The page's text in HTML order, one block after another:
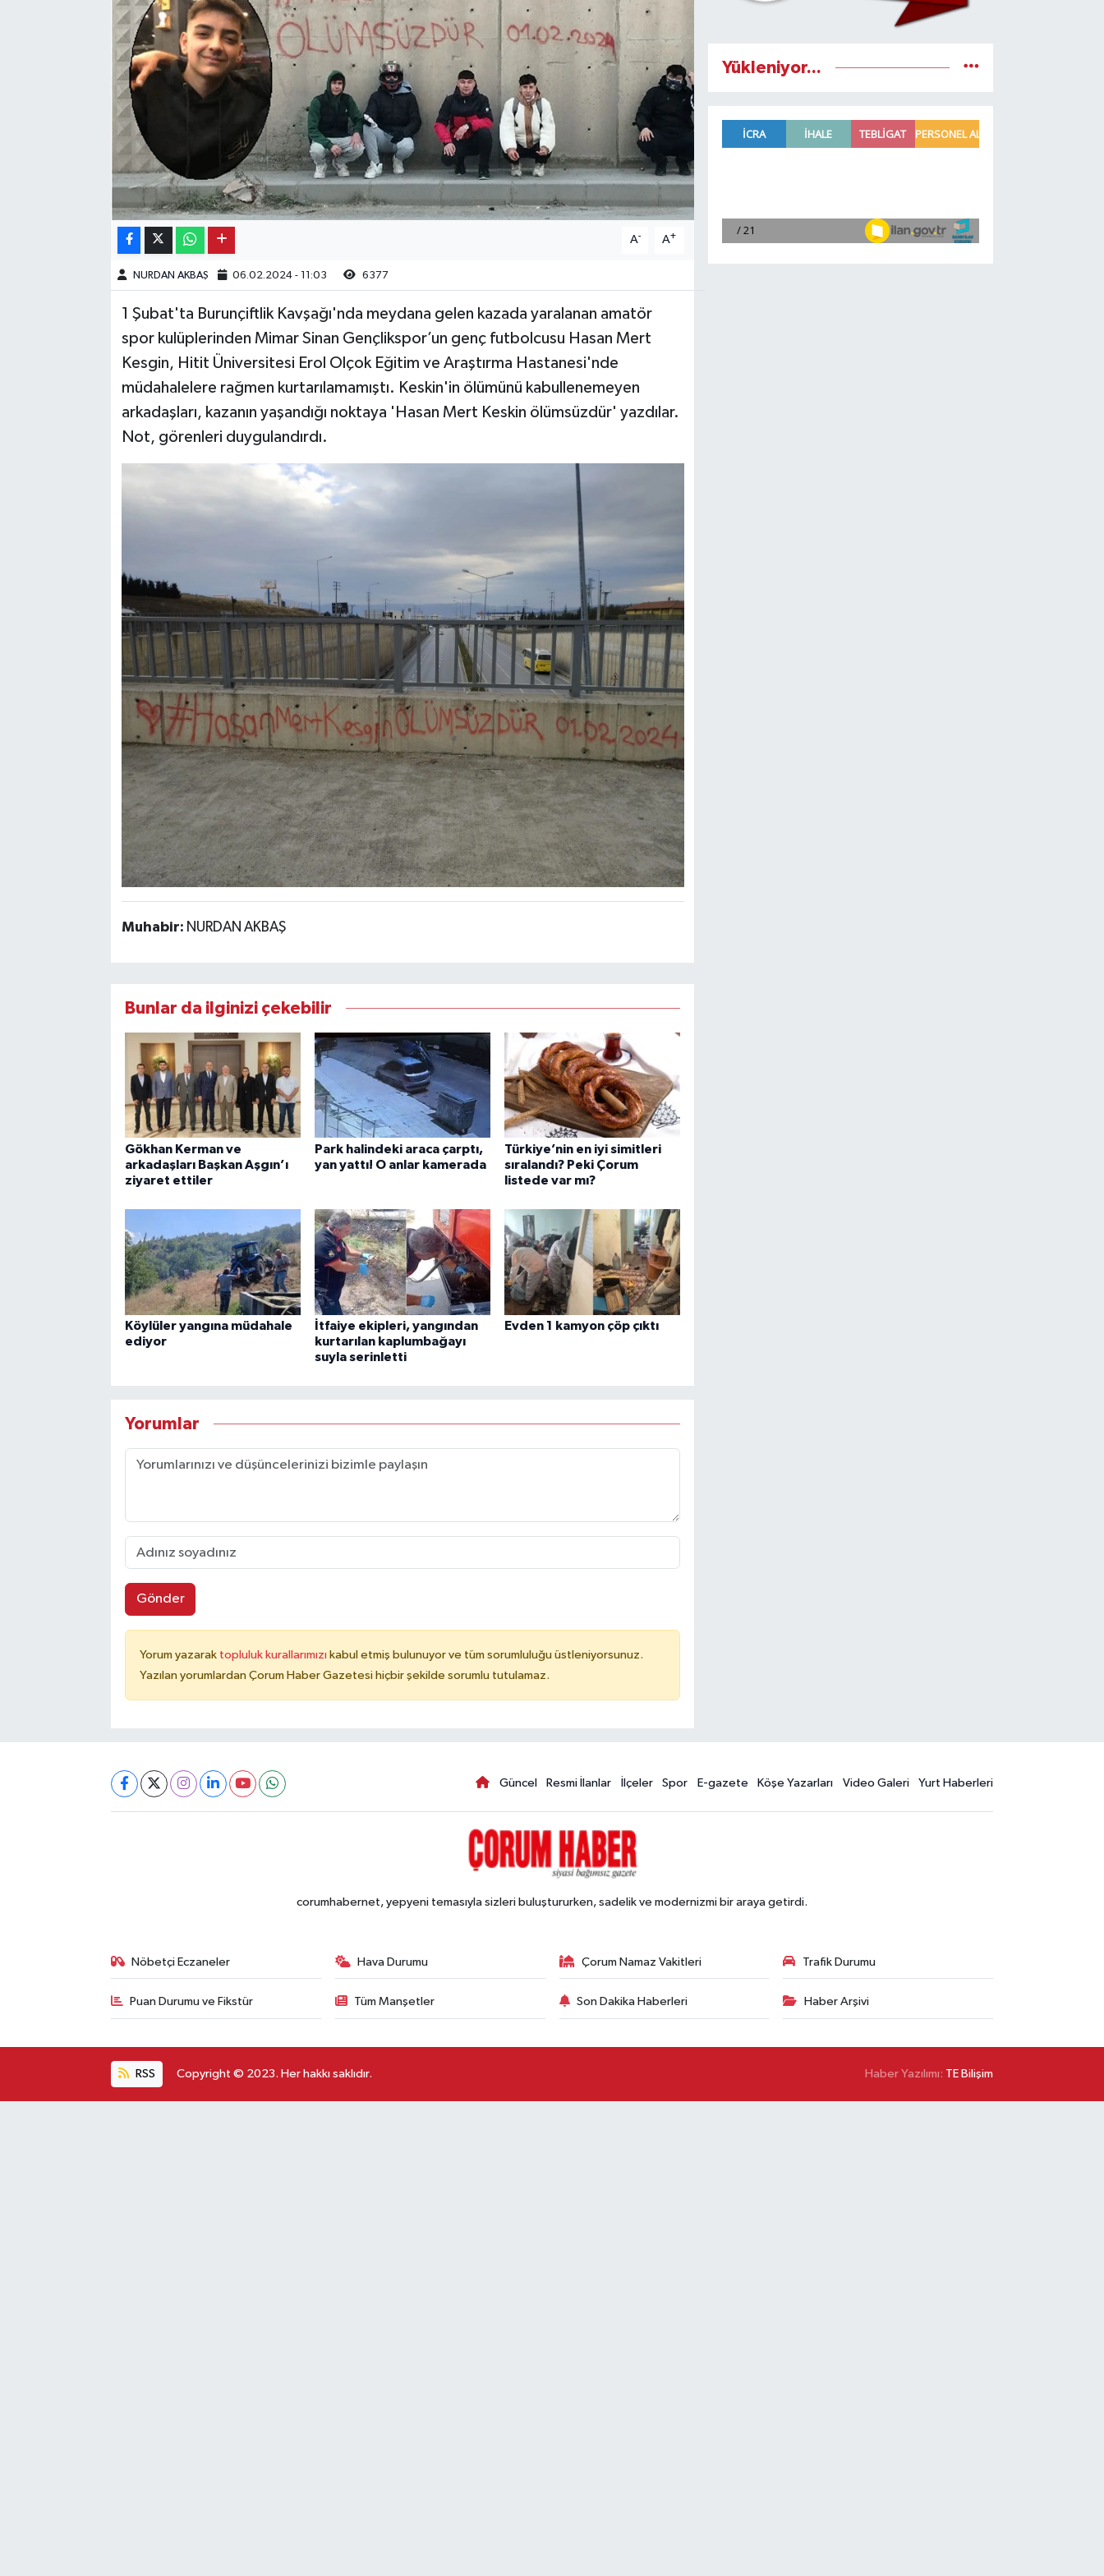
A- A+
NURDAN AKBAŞ 06.02.2024 - 11:03 6377
1 Şubat'ta Burunçiftlik Kavşağı'nda meydana gelen kazada yaralanan amatör
spor kulüplerinden Mimar Sinan Gençlikspor’un genç futbolcusu Hasan Mert
Kesgin, Hitit Üniversitesi Erol Olçok Eğitim ve Araştırma Hastanesi'nde
müdahalelere rağmen kurtarılamamıştı. Keskin'in ölümünü kabullenemeyen
arkadaşları, kazanın yaşandığı noktaya 'Hasan Mert Keskin ölümsüzdür' yazdılar.
Not, görenleri duygulandırdı.
Muhabir: NURDAN AKBAŞ
Bunlar da ilginizi çekebilir
Gökhan Kerman ve
arkadaşları Başkan Aşgın’ı
ziyaret ettiler
Park halindeki araca çarptı,
yan yattı! O anlar kamerada
Türkiye’nin en iyi simitleri
sıralandı? Peki Çorum
listede var mı?
Köylüler yangına müdahale
ediyor
İtfaiye ekipleri, yangından
kurtarılan kaplumbağayı
suyla serinletti
Evden 1 kamyon çöp çıktı
Yorumlar
Gönder
Yorum yazarak topluluk kurallarımızı kabul etmiş bulunuyor ve tüm sorumluluğu üstleniyorsunuz.
Yazılan yorumlardan Çorum Haber Gazetesi hiçbir şekilde sorumlu tutulamaz.
Yükleniyor...
Güncel Resmi İlanlar İlçeler Spor E-gazete Köşe Yazarları Video Galeri Yurt Haberleri
corumhabernet, yepyeni temasıyla sizleri buluştururken, sadelik ve modernizmi bir araya getirdi.
Nöbetçi Eczaneler Hava Durumu Çorum Namaz Vakitleri Trafik Durumu
Puan Durumu ve Fikstür Tüm Manşetler Son Dakika Haberleri Haber Arşivi
RSS Copyright © 2023. Her hakkı saklıdır. Haber Yazılımı: TE Bilişim